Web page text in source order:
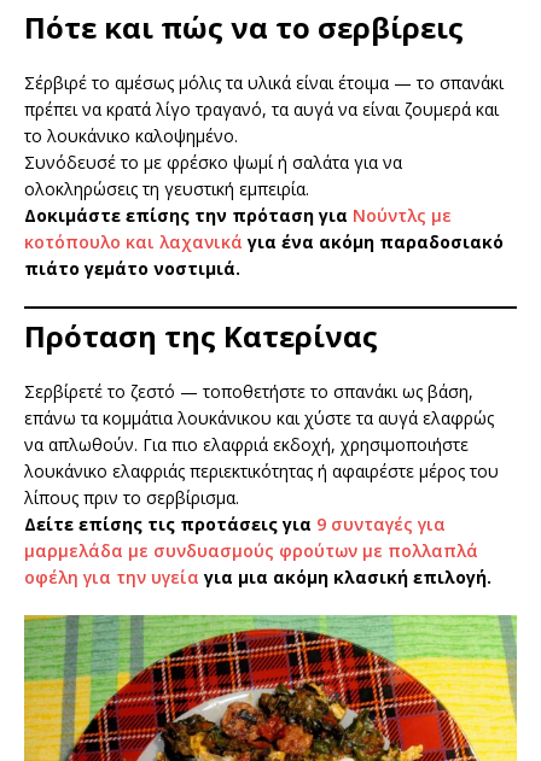
Πότε και πώς να το σερβίρεις
Σέρβιρέ το αμέσως μόλις τα υλικά είναι έτοιμα — το σπανάκι
πρέπει να κρατά λίγο τραγανό, τα αυγά να είναι ζουμερά και
το λουκάνικο καλοψημένο.
Συνόδευσέ το με φρέσκο ψωμί ή σαλάτα για να
ολοκληρώσεις τη γευστική εμπειρία.
Δοκιμάστε επίσης την πρόταση για Νούντλς με
κοτόπουλο και λαχανικά για ένα ακόμη παραδοσιακό
πιάτο γεμάτο νοστιμιά.
Πρόταση της Κατερίνας
Σερβίρετέ το ζεστό — τοποθετήστε το σπανάκι ως βάση,
επάνω τα κομμάτια λουκάνικου και χύστε τα αυγά ελαφρώς
να απλωθούν. Για πιο ελαφριά εκδοχή, χρησιμοποιήστε
λουκάνικο ελαφριάς περιεκτικότητας ή αφαιρέστε μέρος του
λίπους πριν το σερβίρισμα.
Δείτε επίσης τις προτάσεις για 9 συνταγές για
μαρμελάδα με συνδυασμούς φρούτων με πολλαπλά
οφέλη για την υγεία για μια ακόμη κλασική επιλογή.